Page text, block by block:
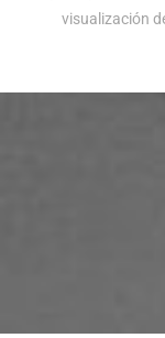
visualización